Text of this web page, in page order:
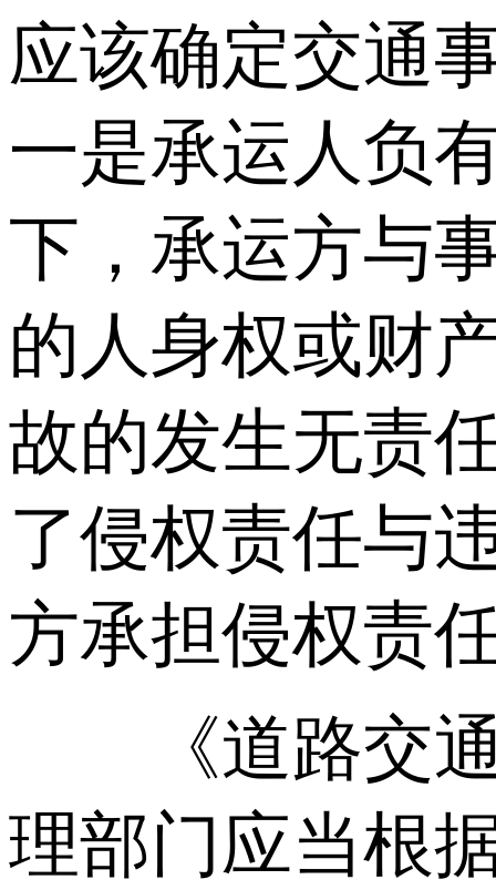
应该确定交通
一是承运人负
下，承运方与
的人身权或财
故的发生无责
了侵权责任与
方承担侵权责
《道路交通
理部门应当根